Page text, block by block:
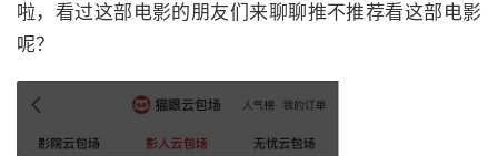
啦，看过这部电影的朋友们来聊聊推不推荐看这部电影
呢？ ​